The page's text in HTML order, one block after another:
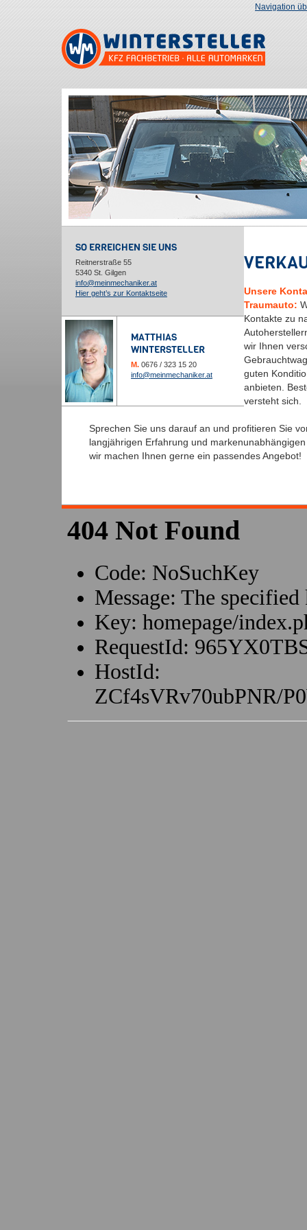
Navigation
SO ERREICHEN SIE UNS
Reitnerstraße 55
5340 St. Gilgen
info@meinmechaniker.at
Hier geht’s zur Kontaktseite
MATTHIAS
WINTERSTELLER
M. 0676 / 323 15 20
info@meinmechaniker.at
Unsere
Traumauto:
Kontakte zu
wir Ihnen
guten
anbieten.
versteht sich.
Sprechen Sie uns darauf an und profitieren Sie
langjährigen Erfahrung und
wir machen Ihnen gerne ein passendes Angebot!